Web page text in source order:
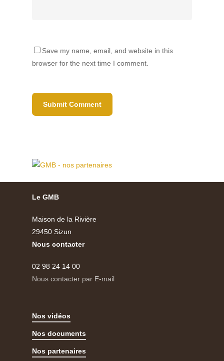
Save my name, email, and website in this
browser for the next time I comment.
Le GMB
Maison de la Rivière
29450 Sizun
Nous contacter
02 98 24 14 00
Nous contacter par E-mail
Nos vidéos
Nos documents
Nos partenaires